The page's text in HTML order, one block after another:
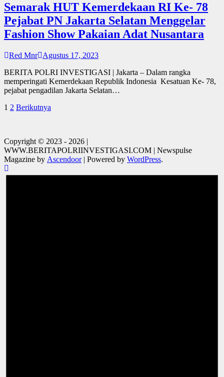
Semarak HUT Kemerdekaan RI Ke- 78
Pejabat PN Jakarta Selatan Menggelar
Fashion Show Pakaian Adat Nusantara
Red Mnr
Agustus 17, 2023
BERITA POLRI INVESTIGASI | Jakarta – Dalam rangka
memperingati Kemerdekaan Republik Indonesia Kesatuan Ke- 78,
pejabat pengadilan Jakarta Selatan…
Posts
1 2 Berikutnya
Copyright © 2023 - 2026 |
WWW.BERITAPOLRIINVESTIGASI.COM | Newspulse
Magazine by Ascendoor| Powered by WordPress.